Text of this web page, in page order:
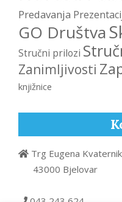
Predavanja
GO Društva
Stručni prilozi
Zanimljivosti
knjižnice
Trg Eugena
43000 Bjelovar